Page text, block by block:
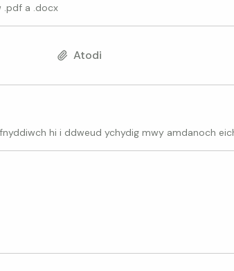
.pdf a .docx
Atodi
hi i ddweud ychydig mwy amdanoch